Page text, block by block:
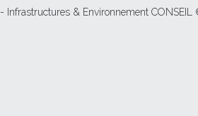
- Infrastructures & Environnement